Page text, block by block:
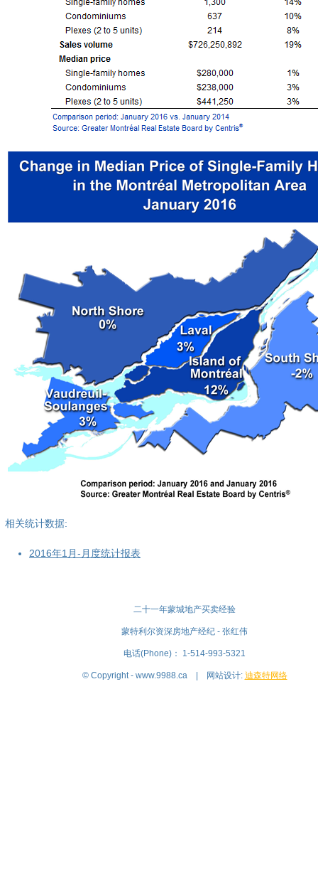
相关统计数据:
2016年1月-月度统计报表
二十一年蒙城地产买卖经验
蒙特利尔资深房地产经纪 - 张红伟
电话(Phone)： 1-514-993-5321
© Copyright - www.9988.ca | 网站设计: 迪森特网络